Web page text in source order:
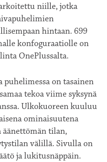
niille, jotka
hintaan. 699
konfoguraatiolle on
OnePlussalta.
puhelimessa on tasainen
tekoa viime syksynä
Ulkokuoreen kuuluu
ominaisuutena
tilan,
välillä. Sivulla on
ja lukitusnäppäin.